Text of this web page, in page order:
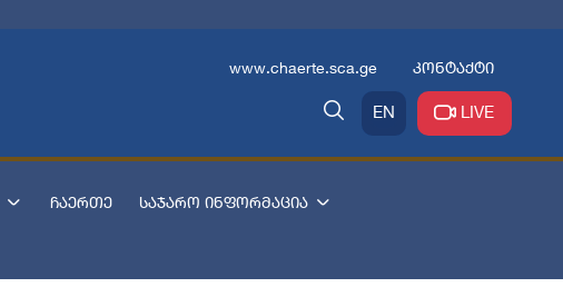
www.chaerte.sca.ge კონტაქტი
EN LIVE
ჩაერთე საჯარო ინფორმაცია